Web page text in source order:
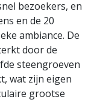
bezoekers, en
en de 20
ambiance. De
door de
steengroeven
wat zijn eigen
grootse